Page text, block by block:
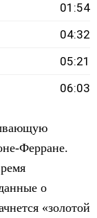
01:54
04:32
05:21
06:03
Ферране.
о
«золотой